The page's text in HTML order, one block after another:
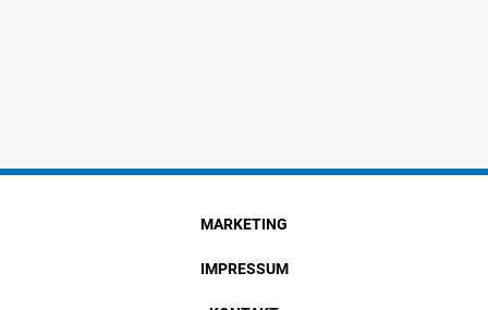
MARKETING
IMPRESSUM